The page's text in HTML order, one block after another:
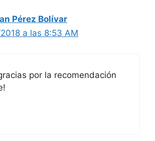
Pérez Bolívar
a las 8:53 AM
por la recomendación